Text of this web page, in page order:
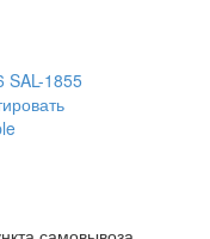
SAL-1855